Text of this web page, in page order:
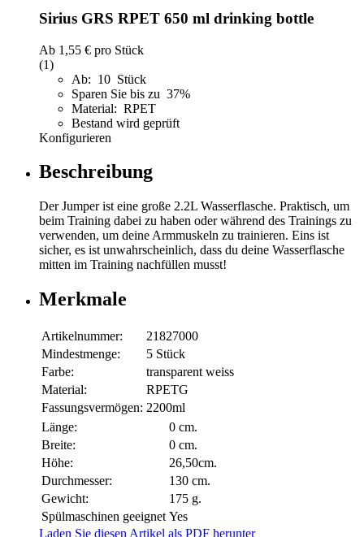
Sirius GRS RPET 650 ml drinking bottle
Ab 1,55 € pro Stück
(1)
Ab: 10 Stück
Sparen Sie bis zu 37%
Material: RPET
Bestand wird geprüft
Konfigurieren
Beschreibung
Der Jumper ist eine große 2.2L Wasserflasche. Praktisch, um
beim Training dabei zu haben oder während des Trainings zu
verwenden, um deine Armmuskeln zu trainieren. Eins ist
sicher, es ist unwahrscheinlich, dass du deine Wasserflasche
mitten im Training nachfüllen musst!
Merkmale
Artikelnummer:
21827000
Mindestmenge:
5 Stück
Farbe:
transparent weiss
Material:
RPETG
Fassungsvermögen: 2200ml
Länge:
0 cm.
Breite:
0 cm.
Höhe:
26,50cm.
Durchmesser:
130 cm.
Gewicht:
175 g.
Spülmaschinen geeignet Yes
Laden Sie diesen Artikel als PDF herunter